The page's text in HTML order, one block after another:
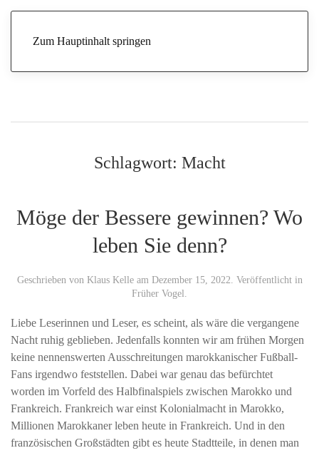
Zum Hauptinhalt springen
Schlagwort: Macht
Möge der Bessere gewinnen? Wo
leben Sie denn?
Geschrieben von Klaus Kelleam Dezember 15, 2022. Veröffentlicht in
Früher Vogel .
Liebe Leserinnen und Leser, es scheint, als wäre die vergangene
Nacht ruhig geblieben. Jedenfalls konnten wir am frühen Morgen
keine nennenswerten Ausschreitungen marokkanischer Fußball-
Fans irgendwo feststellen. Dabei war genau das befürchtet
worden im Vorfeld des Halbfinalspiels zwischen Marokko und
Frankreich. Frankreich war einst Kolonialmacht in Marokko,
Millionen Marokkaner leben heute in Frankreich. Und in den
französischen Großstädten gibt es heute Stadtteile, in denen man